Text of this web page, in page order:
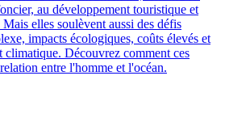
au développement touristique et
elles soulèvent aussi des défis
impacts écologiques, coûts élevés et
climatique. Découvrez comment ces
entre l'homme et l'océan.